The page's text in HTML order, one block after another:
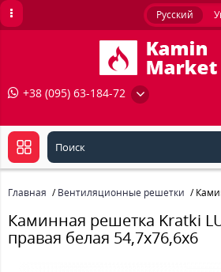
Русский
+38 (095) 63-184-72
Главная Вентиляционные решетки
Каминная решетка Kratki
правая белая 54,7x76,6x6